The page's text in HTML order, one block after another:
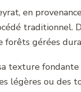
en
traditionnel.
forêts gérées
texture
légères ou des